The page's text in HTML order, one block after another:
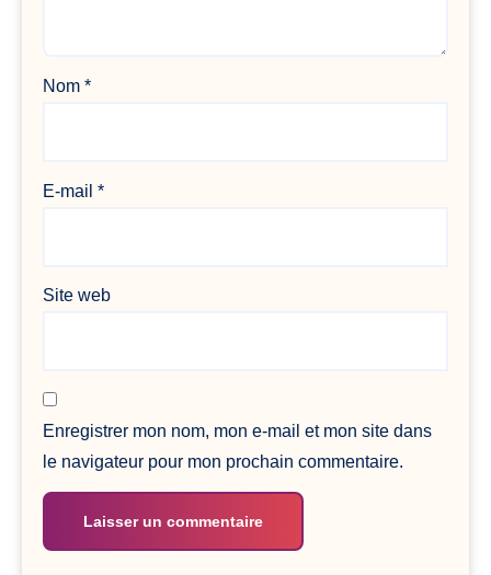
Nom*
E-mail*
Site web
Enregistrer mon nom, mon e-mail et mon site dans
le navigateur pour mon prochain commentaire.